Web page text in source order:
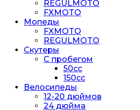
REGULMOTO
FXMOTO
Мопеды
FXMOTO
REGULMOTO
Скутеры
С пробегом
50cc
150cc
Велосипеды
12-20 дюймов
24 дюйма